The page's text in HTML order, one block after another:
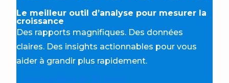
Le meilleur outil d’analyse pour mesurer la
croissance
Des rapports magnifiques. Des données
claires. Des insights actionnables pour vous
aider à grandir plus rapidement.